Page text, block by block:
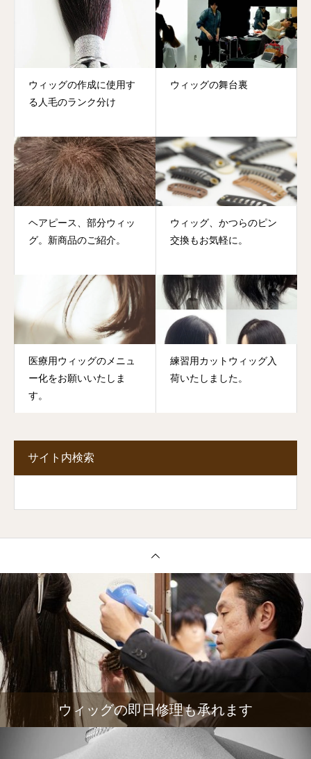
ウィッグの作成に使用す
る人毛のランク分け
ウィッグの舞台裏
ヘアピース、部分ウィッ
グ。新商品のご紹介。
ウィッグ、かつらのピン
交換もお気軽に。
医療用ウィッグのメニュ
ー化をお願いいたしま
す。
練習用カットウィッグ入
荷いたしました。
サイト内検索
ウィッグの即日修理も承れます